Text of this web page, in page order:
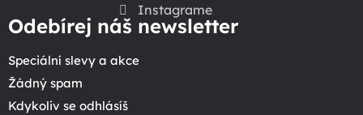
Instagrame
Odebírej náš newsletter
Speciální slevy a akce
Žádný spam
Kdykoliv se odhlásíš